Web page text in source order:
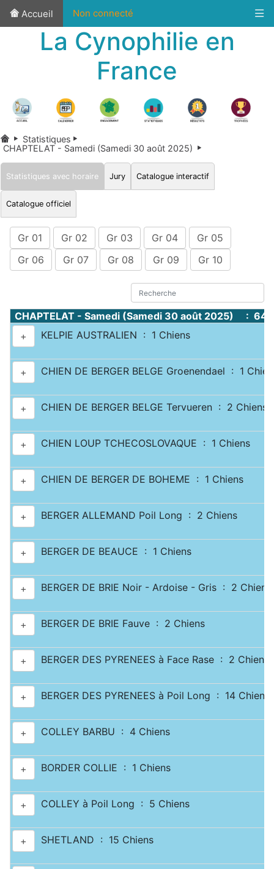
Accueil Non connecté
La Cynophilie en
France
Statistiques
CHAPTELAT - Samedi (Samedi 30 août 2025)
Statistiques avec horaire Jury Catalogue interactif
Catalogue officiel
Gr 01 Gr 02 Gr 03 Gr 04
Gr 05
Gr 06
Gr 07 Gr 08 Gr 09 Gr 10
CHAPTELAT - Samedi (Samedi 30 août 2025) :
+
KELPIE AUSTRALIEN : 1 Chiens
+ CHIEN DE BERGER BELGE Groenendael : 1
+ CHIEN DE BERGER BELGE Tervueren : 2 Chiens
+ CHIEN LOUP TCHECOSLOVAQUE : 1 Chiens
+ CHIEN DE BERGER DE BOHEME : 1 Chiens
+ BERGER ALLEMAND Poil Long : 2 Chiens
+ BERGER DE BEAUCE : 1 Chiens
+ BERGER DE BRIE Noir - Ardoise - Gris : 2 Chiens
+ BERGER DE BRIE Fauve : 2 Chiens
+ BERGER DES PYRENEES à Face Rase : 2 Chiens
+ BERGER DES PYRENEES à Poil Long : 14 Chiens
+ COLLEY BARBU : 4 Chiens
+ BORDER COLLIE : 1 Chiens
+ COLLEY à Poil Long : 5 Chiens
+ SHETLAND : 15 Chiens